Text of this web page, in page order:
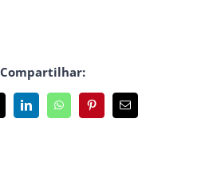
Compartilhar:
LinkedInWhatsAppPinterest
E-
mail